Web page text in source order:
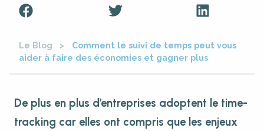
Le Blog
Comment le suivi de temps peut vous
aider à faire des économies et gagner plus
De plus en plus d’entreprises adoptent le time-
tracking car elles ont compris que les enjeux